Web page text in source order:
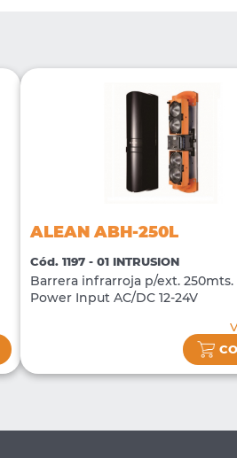
ALEAN ABH-250L
Cód. 1197 - 01 INTRUSION
Barrera infrarroja p/ext. 250mts.
Power Input AC/DC 12-24V